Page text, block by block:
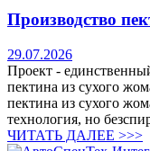
Производство
29.07.2026
Проект -
пектина из сухого
пектина из сухого
технология, но
ЧИТАТЬ ДАЛЕЕ >>>